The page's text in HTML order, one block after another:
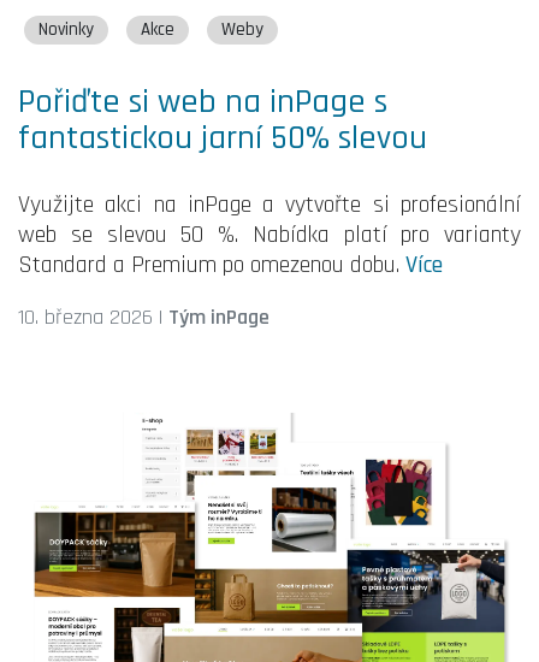
Novinky Akce Weby
Pořiďte si web na inPage s
fantastickou jarní 50% slevou
Využijte akci na inPage a vytvořte si profesionální
web se slevou 50 %. Nabídka platí pro varianty
Standard a Premium po omezenou dobu. Více
10. března 2026 | Tým inPage